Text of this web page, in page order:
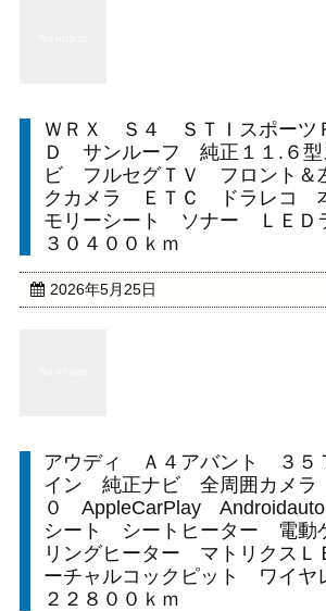
ＷＲＸ Ｓ４ ＳＴＩスポー
Ｄ サンルーフ 純正１１.６型
ビ フルセグＴＶ フロント＆
クカメラ ＥＴＣ ドラレコ
モリーシート ソナー ＬＥＤ
３０４００ｋｍ
2026年5月25日
アウディ Ａ４アバント ３５
イン 純正ナビ 全周囲カメラ
０ AppleCarPlay
シート シートヒーター 電動
リングヒーター マトリクス
ーチャルコックピット ワイ
２２８００ｋｍ